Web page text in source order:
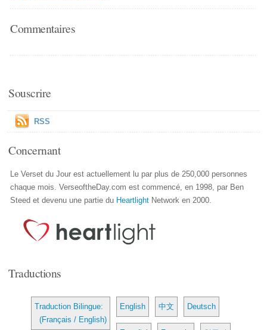
Commentaires
Souscrire
RSS
Concernant
Le Verset du Jour est actuellement lu par plus de 250,000 personnes
chaque mois. VerseoftheDay.com est commencé, en 1998, par Ben
Steed et devenu une partie du Heartlight Network en 2000.
Traductions
Traduction Bilingue:
(Français / English)
English 中文 Deutsch